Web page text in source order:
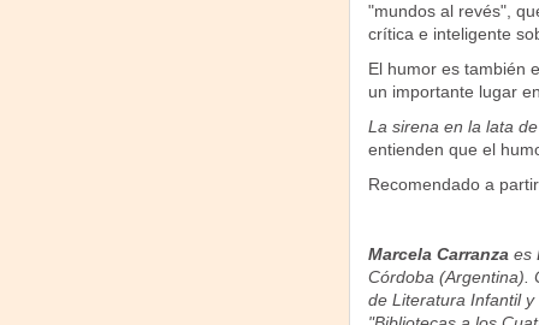
"mundos al revés",
crítica e inteligente
El humor es también
un importante lugar
La sirena en la lata
entienden que el
Recomendado a
Marcela Carranza es
Córdoba (Argentina).
de Literatura Infantil